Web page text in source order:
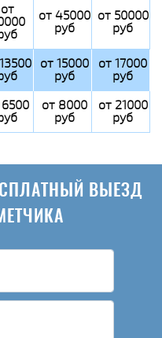
от от 45000
руб
от 50000
руб
от 15000
руб
от 17000
руб
от 8000
руб
от 21000
руб
ВЫЕЗД